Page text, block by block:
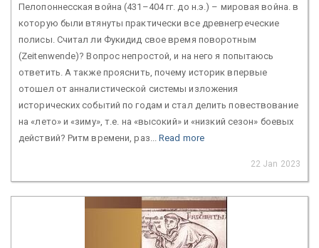
Пелопоннесская война (431–404 гг. до н.э.) – мировая война. в
которую были втянуты практически все древнегреческие
полисы. Считал ли Фукидид свое время поворотным
(Zeitenwende)? Вопрос непростой, и на него я попытаюсь
ответить. А также прояснить, почему историк впервые
отошел от анналистической системы изложения
исторических событий по годам и стал делить повествование
на «лето» и «зиму», т.е. на «высокий» и «низкий сезон» боевых
действий? Ритм времени, раз...Read more
22 Jan 2023